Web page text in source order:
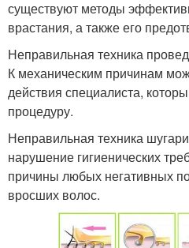
существуют методы
врастания, а также его
Неправильная техника
К механическим причинам
действия специалиста,
процедуру.
Неправильная техника
нарушение гигиенических
причины любых негативных
вросших волос.